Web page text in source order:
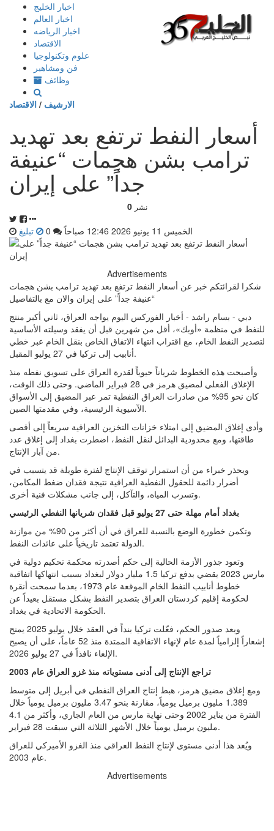
إذهب
المحتوى
اخبار الخليج
اخبار العالم
اخبار الرياضه
الاقتصاد
علوم وتكنولوجيا
فن ومشاهير
وظائف
الارشيف / الاقتصاد
أسعار النفط ترتفع بعد تهديد
ترامب بشن هجمات “عنيفة
جداً” على إيران
0 نشر
الخميس 11 يونيو 2026 12:46 صباحاً تبليغ
Advertisements
شكرا لقرائتكم خبر عن أسعار النفط ترتفع بعد تهديد ترامب بشن هجمات
“عنيفة جداً” على إيران والان مع بالتفاصيل
دبي - بسام راشد - أخبار الفوركس اليوم يواجه العراق، ثاني أكبر منتج
للنفط في منظمة «أوبك»، أقل من شهرين قبل أن يفقد وسيلته الأساسية
لتصدير النفط الخام، مع اقتراب انتهاء الاتفاق الخاص بنقل الخام عبر خطي
أنابيب إلى تركيا في 27 يوليو المقبل.
وأصبحت هذه الخطوط شرياناً حيوياً لقدرة العراق على تسويق نفطه منذ
الإغلاق الفعلي لمضيق هرمز في 28 فبراير الماضي. وحتى ذلك الوقت،
كان نحو 95% من صادرات العراق النفطية تمر عبر المضيق إلى الأسواق
الآسيوية الرئيسية، وفي مقدمتها الصين.
وأدى إغلاق المضيق إلى امتلاء خزانات التخزين العراقية سريعاً إلى أقصى
طاقتها، ومع محدودية البدائل لنقل النفط، اضطرت بغداد إلى إغلاق عدد
من آبار الإنتاج.
ويحذر خبراء من أن استمرار توقف الإنتاج لفترة طويلة قد يتسبب في
أضرار دائمة للحقول النفطية العراقية نتيجة فقدان ضغط المكامن،
وتسرب المياه، والتآكل، إلى جانب مشكلات فنية أخرى.
بغداد أمام مهلة حتى 27 يوليو قبل فقدان شريانها النفطي الرئيسي
وتكمن خطورة الوضع بالنسبة للعراق في أن أكثر من 90% من موازنة
الدولة تعتمد تاريخياً على عائدات النفط.
وتعود جذور الأزمة الحالية إلى حكم أصدرته محكمة تحكيم دولية في
مارس 2023 يقضي بدفع تركيا 1.5 مليار دولار لبغداد بسبب انتهاكها اتفاقية
خطوط أنابيب النفط الخام الموقعة عام 1973، بعدما سمحت أنقرة
لحكومة إقليم كردستان العراق بتصدير النفط بشكل مستقل بعيداً عن
الحكومة الاتحادية في بغداد.
وبعد صدور الحكم، فعّلت تركيا بنداً في العقد خلال يوليو 2025 يمنح
إشعاراً إلزامياً لمدة عام لإنهاء الاتفاقية الممتدة منذ 52 عاماً، على أن يصبح
الإلغاء نافذاً في 27 يوليو 2026.
تراجع الإنتاج إلى أدنى مستوياته منذ غزو العراق عام 2003
ومع إغلاق مضيق هرمز، هبط إنتاج العراق النفطي في أبريل إلى متوسط
1.389 مليون برميل يومياً، مقارنة بنحو 3.47 مليون برميل يومياً خلال
الفترة من يناير 2002 وحتى نهاية مارس من العام الجاري، وأكثر من 4.1
مليون برميل يومياً خلال الأشهر الثلاثة التي سبقت 28 فبراير.
ويُعد هذا أدنى مستوى لإنتاج النفط العراقي منذ الغزو الأميركي للعراق
عام 2003.
Advertisements